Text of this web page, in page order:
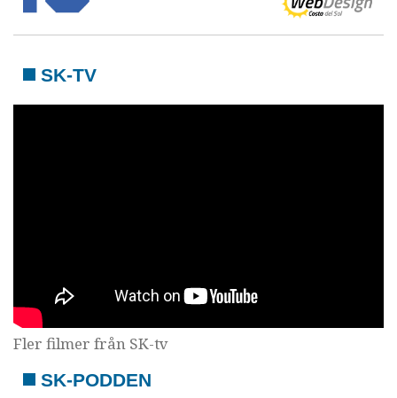
SK-TV
Fler filmer från SK-tv
SK-PODDEN